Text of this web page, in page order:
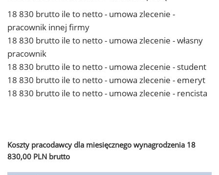
18 830 brutto ile to netto - umowa zlecenie -
pracownik innej firmy
18 830 brutto ile to netto - umowa zlecenie - własny
pracownik
18 830 brutto ile to netto - umowa zlecenie - student
18 830 brutto ile to netto - umowa zlecenie - emeryt
18 830 brutto ile to netto - umowa zlecenie - rencista
Koszty pracodawcy dla miesięcznego wynagrodzenia 18
830,00 PLN brutto